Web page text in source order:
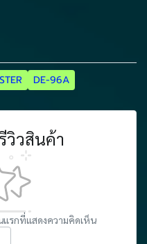
DE-96A
วิวสินค้า
รกที่แสดงความคิดเห็น